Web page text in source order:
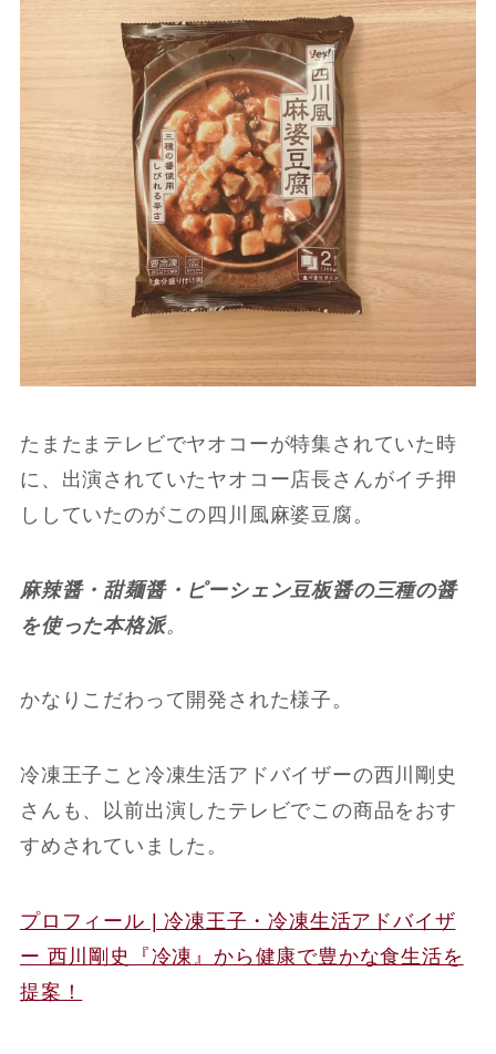
たまたまテレビでヤオコーが特集されていた時
に、出演されていたヤオコー店長さんがイチ押
ししていたのがこの四川風麻婆豆腐。
麻辣醤・甜麺醤・ピーシェン豆板醤の三種の醤
を使った本格派。
かなりこだわって開発された様子。
冷凍王子こと冷凍生活アドバイザーの西川剛史
さんも、以前出演したテレビでこの商品をおす
すめされていました。
プロフィール | 冷凍王子・冷凍生活アドバイザ
ー 西川剛史『冷凍』から健康で豊かな食生活を
提案！